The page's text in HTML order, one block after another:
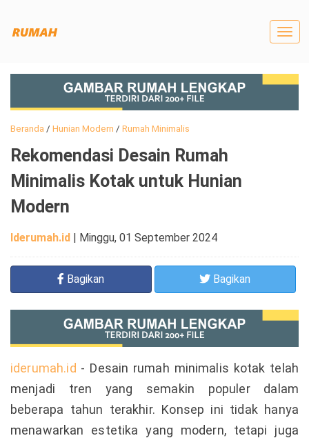
Beranda/ Hunian Modern / Rumah Minimalis
Rekomendasi Desain Rumah
Minimalis Kotak untuk Hunian
Modern
Iderumah.id Minggu, 01 September 2024
Bagikan Bagikan
iderumah.id - Desain rumah minimalis kotak telah
menjadi tren yang semakin populer dalam
beberapa tahun terakhir. Konsep ini tidak hanya
menawarkan estetika yang modern, tetapi juga